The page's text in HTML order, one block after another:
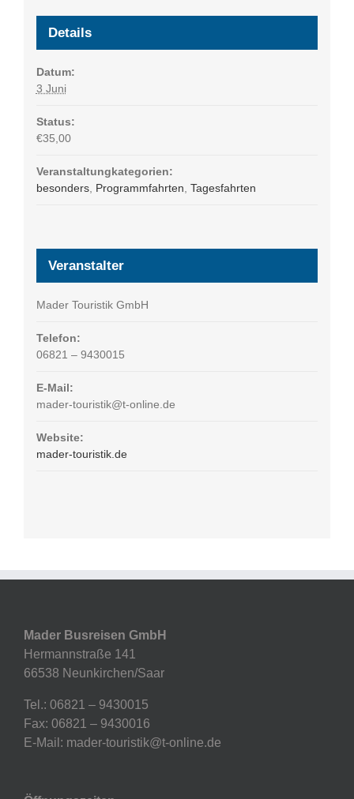
Details
Datum:
3 Juni
Status:
€35,00
Veranstaltungkategorien:
besonders, Programmfahrten, Tagesfahrten
Veranstalter
Mader Touristik GmbH
Telefon:
06821 – 9430015
E-Mail:
mader-touristik@t-online.de
Website:
mader-touristik.de
Mader Busreisen GmbH
Hermannstraße 141
66538 Neunkirchen/Saar
Tel.: 06821 – 9430015
Fax: 06821 – 9430016
E-Mail: mader-touristik@t-online.de